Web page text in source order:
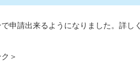
申請出来るようになりました。詳し
＞